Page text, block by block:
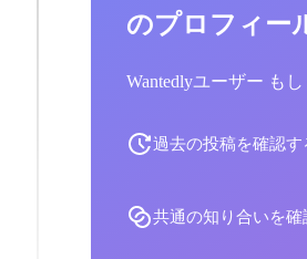
のプロフィー
Wantedlyユーザー も
過去の投稿を確認す
共通の知り合いを確